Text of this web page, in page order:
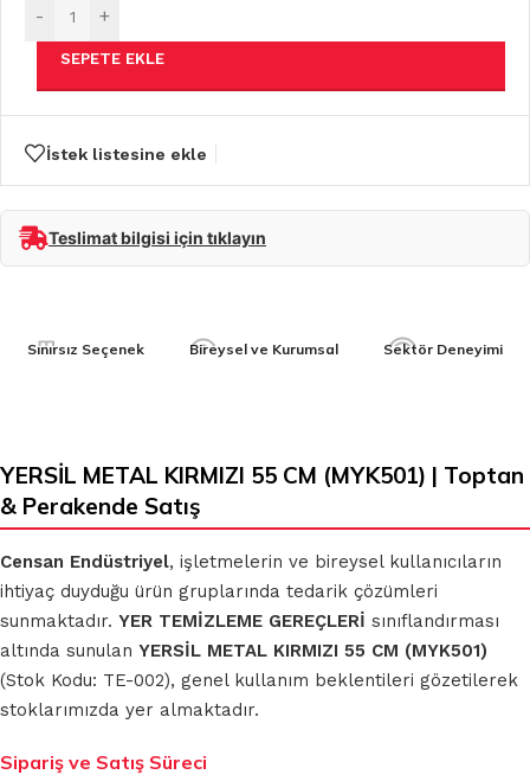
- +
SEPETE EKLE
İstek listesine ekle
Teslimat bilgisi için tıklayın
Sınırsız Seçenek Bireysel ve Kurumsal Sektör Deneyimi
YERSİL METAL KIRMIZI 55 CM (MYK501) | Toptan
& Perakende Satış
Censan Endüstriyel, işletmelerin ve bireysel kullanıcıların
ihtiyaç duyduğu ürün gruplarında tedarik çözümleri
sunmaktadır. YER TEMİZLEME GEREÇLERİ sınıflandırması
altında sunulan YERSİL METAL KIRMIZI 55 CM (MYK501)
(Stok Kodu: TE-002), genel kullanım beklentileri gözetilerek
stoklarımızda yer almaktadır.
Sipariş ve Satış Süreci